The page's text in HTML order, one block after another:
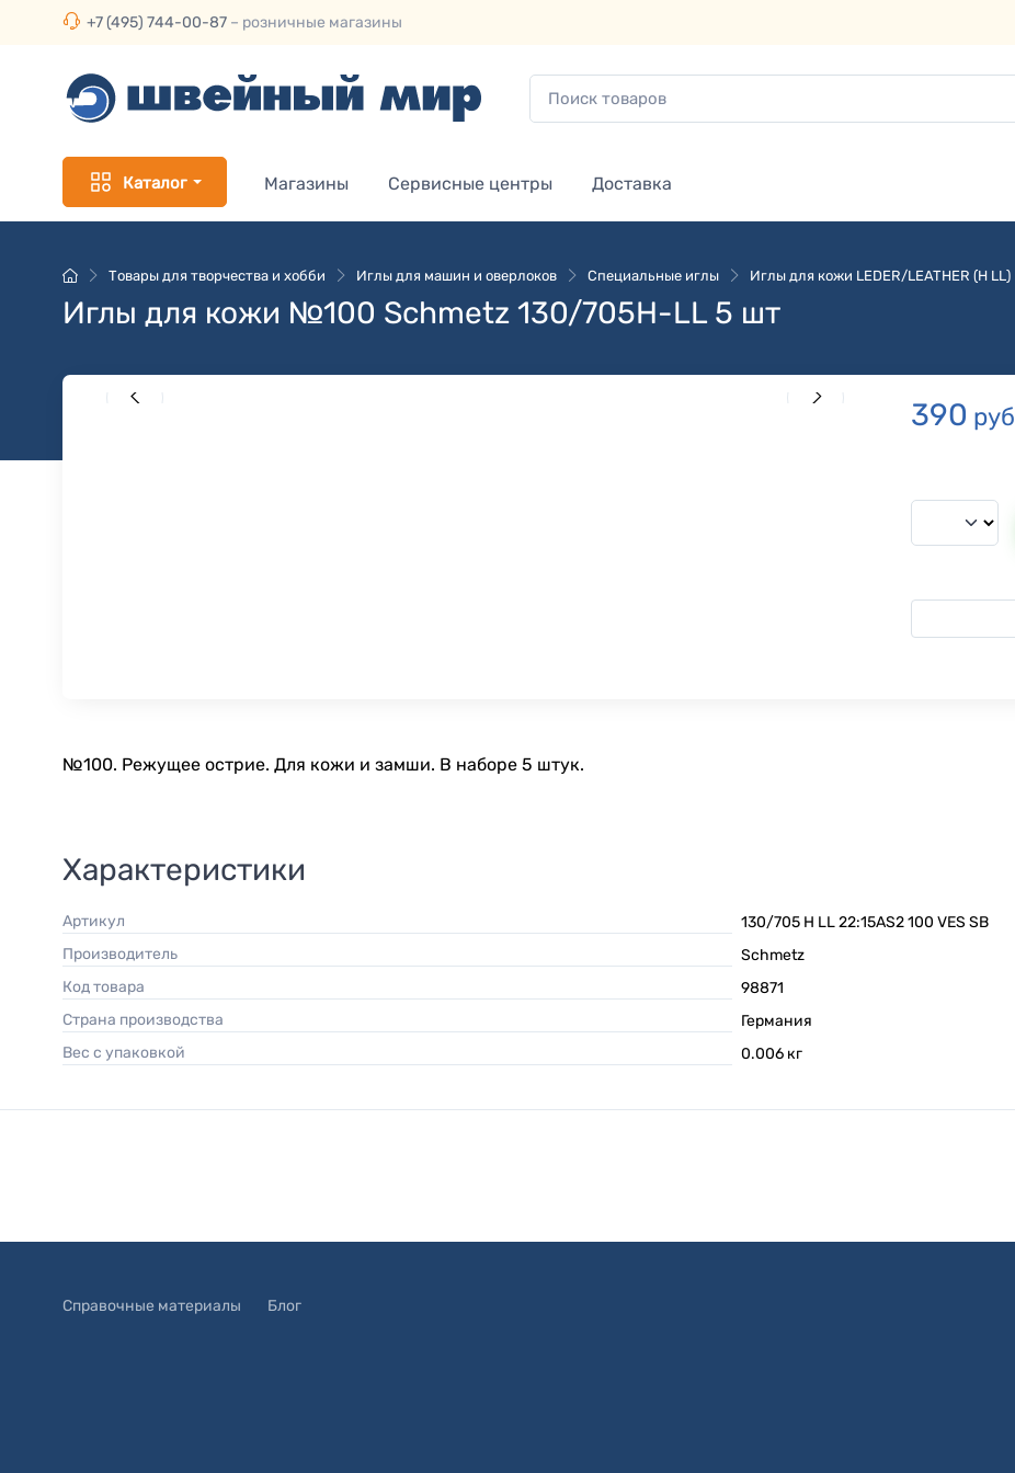
+7 (495) 744-00-87 – розничные магазины
Каталог Магазины Сервисные центры Доставка
Товары для творчества и хобби Иглы для машин и оверлоков Специальные иглы Иглы для кожи LEDER/LEATHER (H LL)
Иглы для кожи №100 Schmetz 130/705H-LL 5 шт
390 руб
№100. Режущее острие. Для кожи и замши. В наборе 5 штук.
Характеристики
Артикул
130/705 H LL 22:15AS2 100 VES SB
Производитель
Schmetz
Код товара
98871
Страна производства
Германия
Вес с упаковкой
0.006 кг
Справочные материалы Блог